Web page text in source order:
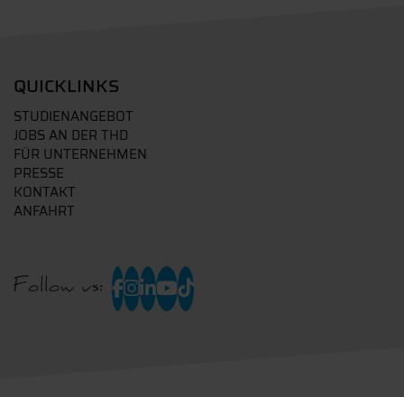
QUICKLINKS
STUDIENANGEBOT
JOBS AN DER THD
FÜR UNTERNEHMEN
PRESSE
KONTAKT
ANFAHRT
Follow us: